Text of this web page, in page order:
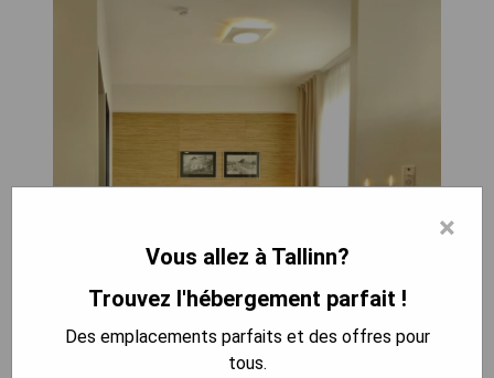
×
Vous allez à Tallinn?
Trouvez l'hébergement parfait !
Des emplacements parfaits et des offres pour
tous.